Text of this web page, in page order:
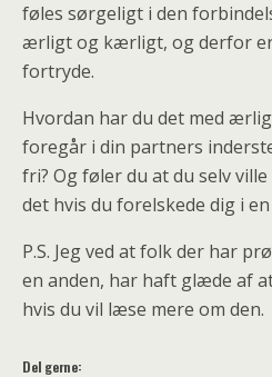
føles sørgeligt i den
ærligt og kærligt, og derfor
fortryde.
Hvordan har du det med
foregår i din partners
fri? Og føler du at du selv
det hvis du forelskede dig i en
P.S. Jeg ved at folk der har
en anden, har haft glæde af
hvis du vil læse mere om den.
Del gerne: